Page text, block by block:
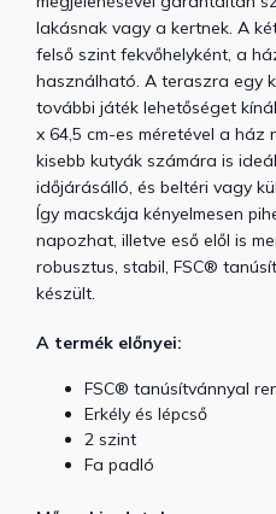
lakásnak vagy a kertnek. A
felső szint fekvőhelyként, a
használható. A teraszra egy
további játék lehetőséget
x 64,5 cm-es méretével a ház
kisebb kutyák számára is
időjárásálló, és beltéri vagy
Így macskája kényelmesen
napozhat, illetve eső elől is
robusztus, stabil, FSC®
készült.
A termék előnyei:
FSC® tanúsítvánnyal
Erkély és lépcső
2 szint
Fa padló